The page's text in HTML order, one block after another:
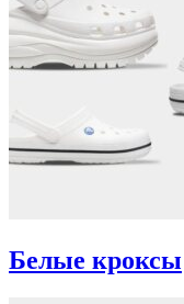
Белые кроксы